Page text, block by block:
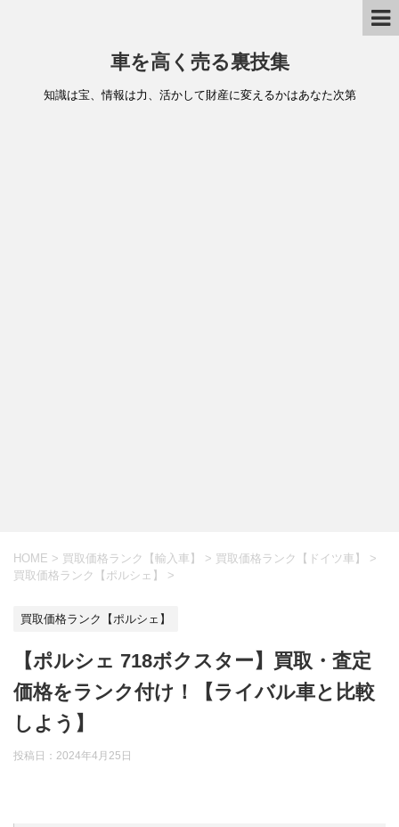
車を高く売る裏技集
知識は宝、情報は力、活かして財産に変えるかはあなた次第
HOME > 買取価格ランク【輸入車】 > 買取価格ランク【ドイツ車】
>
買取価格ランク【ポルシェ】
>
買取価格ランク【ポルシェ】
【ポルシェ 718ボクスター】買取・査定
価格をランク付け！【ライバル車と比較
しよう】
投稿日： 2024年4月25日